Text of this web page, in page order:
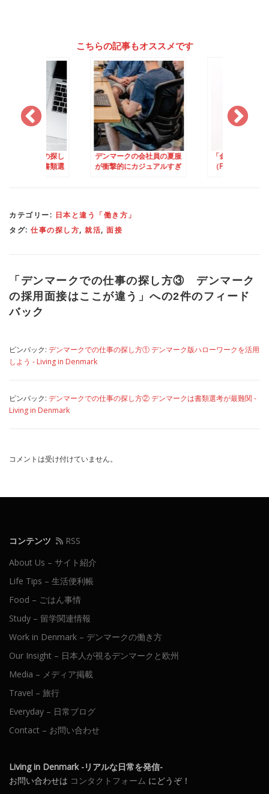
こちらの記事もオススメです
での仕事の探し
ークは書類選
デンマークの会社員の夏服
が衝撃的にカジュアルすぎ
「金曜日に飲む
（Fredagsbar）」
カテゴリー: 日本と違う「働き方」
タグ: 仕事の探し方, 就活, 面接
「 デンマークでの仕事の探し方③ デンマーク
の採用面接はここが違う 」への2件のフィード
バック
ピンバック: デンマークでの仕事の探し方① デンマーク版ハローワークを活用
しよう - Living in Denmark
ピンバック: デンマークでの仕事の探し方② デンマークは書類選考が最難関 -
Living in Denmark
コメントは受け付けていません。
コンテンツ
RSS
About Us – サイト紹介
Life Tips – 生活便利帳
Food – ごはん事情
Study – 留学関連情報
Work in Denmark – デンマークの働き方
Our Insight – 日本人が視るデンマークと欧州
Media – メディア掲載
Travel – 旅行
Everyday – 日常ブログ
Contact – お問い合わせ
Living in Denmark -リアルな日常を発信-
お問い合わせは コンタクトフォーム にどうぞ！